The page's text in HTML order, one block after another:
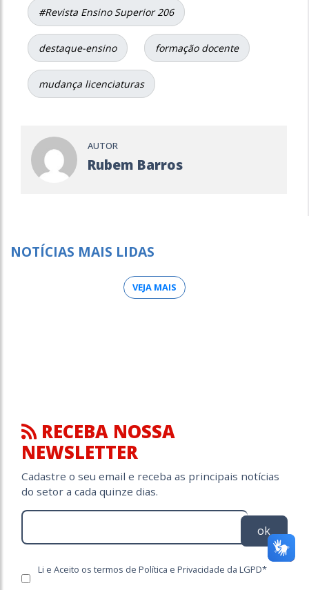
#Revista Ensino Superior 206
destaque-ensino formação docente
mudança licenciaturas
AUTOR
Rubem Barros
NOTÍCIAS MAIS LIDAS
VEJA MAIS
RECEBA NOSSA
NEWSLETTER
Cadastre o seu email e receba as principais notícias
do setor a cada quinze dias.
ok
Li e Aceito os termos de Política e Privacidade da LGPD*